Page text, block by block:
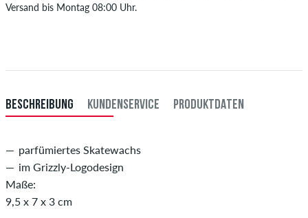
Versand bis Montag 08:00 Uhr.
Zahlung.
BESCHREIBUNG KUNDENSERVICE PRODUKTDATEN
parfümiertes Skatewachs
im Grizzly-Logodesign
Maße:
9,5 x 7 x 3 cm